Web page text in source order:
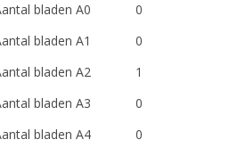
bladen A0
0
bladen A1
0
bladen A2
1
bladen A3
0
bladen A4
0